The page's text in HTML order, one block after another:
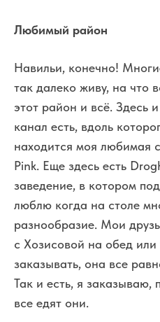
Любимый район
Навильи, конечно!
так далеко живу, на что
этот район и всё. Здесь
канал есть, вдоль
находится моя любимая
Pink. Еще здесь есть
заведение, в котором
люблю когда на столе
разнообразие. Мои
с Хозисовой на обед
заказывать, она все
Так и есть, я
все едят они.